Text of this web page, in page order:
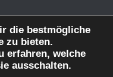
die bestmögliche
zu bieten.
erfahren, welche
ausschalten.